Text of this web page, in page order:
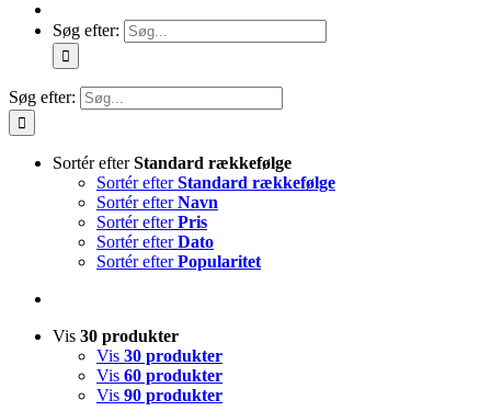
Søg efter:
Søg efter:
Sortér efterStandard rækkefølge
Sortér efterStandard rækkefølge
Sortér efterNavn
Sortér efterPris
Sortér efterDato
Sortér efterPopularitet
Vis 30 produkter
Vis 30 produkter
Vis 60 produkter
Vis 90 produkter